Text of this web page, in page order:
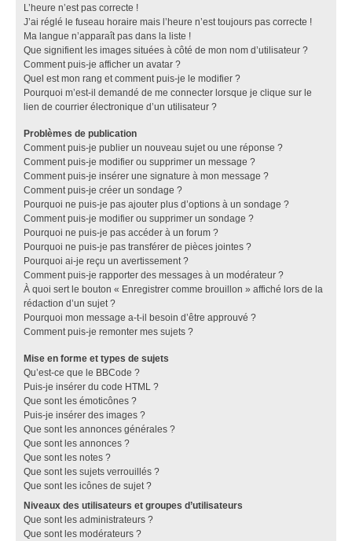
L’heure n’est pas correcte !
J’ai réglé le fuseau horaire mais l’heure n’est toujours pas correcte !
Ma langue n’apparaît pas dans la liste !
Que signifient les images situées à côté de mon nom d’utilisateur ?
Comment puis-je afficher un avatar ?
Quel est mon rang et comment puis-je le modifier ?
Pourquoi m’est-il demandé de me connecter lorsque je clique sur le
lien de courrier électronique d’un utilisateur ?
Problèmes de publication
Comment puis-je publier un nouveau sujet ou une réponse ?
Comment puis-je modifier ou supprimer un message ?
Comment puis-je insérer une signature à mon message ?
Comment puis-je créer un sondage ?
Pourquoi ne puis-je pas ajouter plus d’options à un sondage ?
Comment puis-je modifier ou supprimer un sondage ?
Pourquoi ne puis-je pas accéder à un forum ?
Pourquoi ne puis-je pas transférer de pièces jointes ?
Pourquoi ai-je reçu un avertissement ?
Comment puis-je rapporter des messages à un modérateur ?
À quoi sert le bouton « Enregistrer comme brouillon » affiché lors de la
rédaction d’un sujet ?
Pourquoi mon message a-t-il besoin d’être approuvé ?
Comment puis-je remonter mes sujets ?
Mise en forme et types de sujets
Qu’est-ce que le BBCode ?
Puis-je insérer du code HTML ?
Que sont les émoticônes ?
Puis-je insérer des images ?
Que sont les annonces générales ?
Que sont les annonces ?
Que sont les notes ?
Que sont les sujets verrouillés ?
Que sont les icônes de sujet ?
Niveaux des utilisateurs et groupes d’utilisateurs
Que sont les administrateurs ?
Que sont les modérateurs ?